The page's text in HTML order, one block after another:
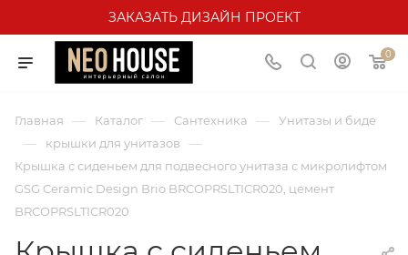
ЗАКАЗАТЬ ДИЗАЙН ПРОЕКТ
0
Главная — Каталог — Сантехника — Унитазы и биде
— крышки для унитазов —
Крышка с сиденьем для подвесного унитаза с микролифтом
GSG Ceramic Design Brio BRCOPRSLTICR020, цемент
BRCOPRSLTICR020